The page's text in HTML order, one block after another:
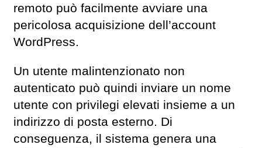
remoto può facilmente avviare una
pericolosa acquisizione dell’account
WordPress.
Un utente malintenzionato non
autenticato può quindi inviare un nome
utente con privilegi elevati insieme a un
indirizzo di posta esterno. Di
conseguenza, il sistema genera una